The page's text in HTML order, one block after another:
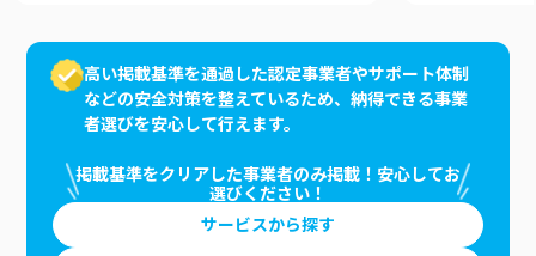
高い掲載基準を通過した認定事業者やサポート体制
などの安全対策を整えているため、納得できる事業
者選びを安心して行えます。
掲載基準をクリアした事業者のみ掲載！安心してお
選びください！
サービスから探す